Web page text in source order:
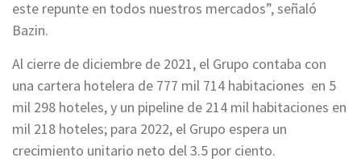
este repunte en todos nuestros mercados”, señaló
Bazin.
Al cierre de diciembre de 2021, el Grupo contaba con
una cartera hotelera de 777 mil 714 habitaciones en 5
mil 298 hoteles, y un pipeline de 214 mil habitaciones en
mil 218 hoteles; para 2022, el Grupo espera un
crecimiento unitario neto del 3.5 por ciento.